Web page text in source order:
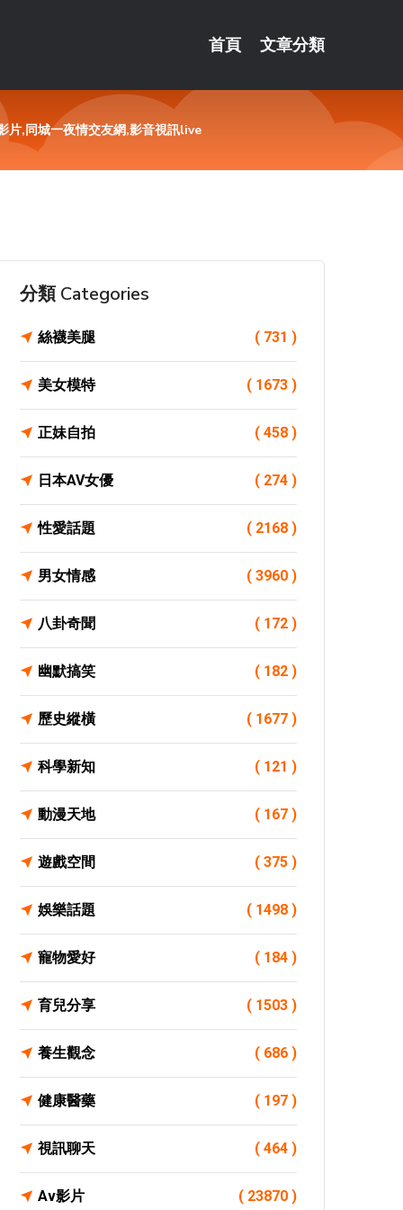
首頁 文章分類
片,同城一夜情交友網,影音視訊live
分類 Categories
絲襪美腿 ( 731 )
美女模特 ( 1673 )
正妹自拍 ( 458 )
日本AV女優 ( 274 )
性愛話題 ( 2168 )
男女情感 ( 3960 )
八卦奇聞 ( 172 )
幽默搞笑 ( 182 )
歷史縱橫 ( 1677 )
科學新知 ( 121 )
動漫天地 ( 167 )
遊戲空間 ( 375 )
娛樂話題 ( 1498 )
寵物愛好 ( 184 )
育兒分享 ( 1503 )
養生觀念 ( 686 )
健康醫藥 ( 197 )
視訊聊天 ( 464 )
Av影片 ( 23870 )